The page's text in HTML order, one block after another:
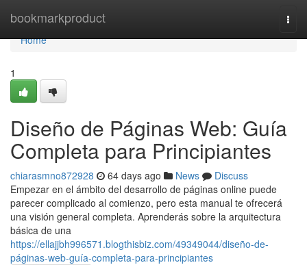
bookmarkproduct
Home
Home
1
Diseño de Páginas Web: Guía
Completa para Principiantes
chiarasmno872928 64 days ago News
Discuss
Empezar en el ámbito del desarrollo de páginas online puede
parecer complicado al comienzo, pero esta manual te ofrecerá
una visión general completa. Aprenderás sobre la arquitectura
básica de una
https://ellajjbh996571.blogthisbiz.com/49349044/diseño-de-
páginas-web-guía-completa-para-principiantes